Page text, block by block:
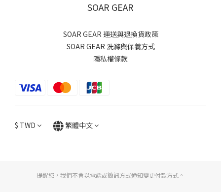
SOAR GEAR
SOAR GEAR 運送與退換貨政策
SOAR GEAR 洗滌與保養方式
隱私權條款
$ TWD 繁體中文
提醒您，我們不會以電話或簡訊方式通知變更付款方式。